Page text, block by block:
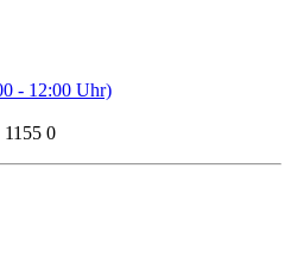
- 12:00 Uhr)
0